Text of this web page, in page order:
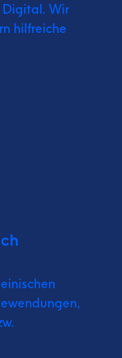
Digital. Wir
hilfreiche